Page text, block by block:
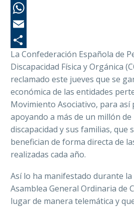
La Confederación Española de
Discapacidad Física y Orgánica
reclamado este jueves que se
económica de las entidades
Movimiento Asociativo, para así
apoyando a más de un millón
discapacidad y sus familias, que
benefician de forma directa de
realizadas cada año.
Así lo ha manifestado durante la
Asamblea General Ordinaria de
lugar de manera telemática y